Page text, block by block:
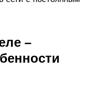
нагрузки
варисторы.Они
ТР
перенапряжения и
Гораздо опаснее